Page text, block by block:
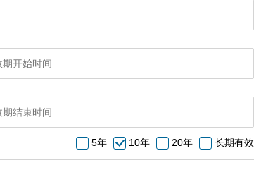
5年 10年 20年 长期有效